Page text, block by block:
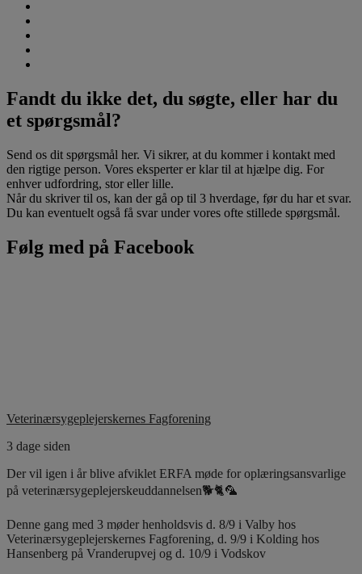
Fandt du ikke det, du søgte, eller har du
et spørgsmål?
Send os dit spørgsmål her. Vi sikrer, at du kommer i kontakt med
den rigtige person. Vores eksperter er klar til at hjælpe dig. For
enhver udfordring, stor eller lille.
Når du skriver til os, kan der gå op til 3 hverdage, før du har et svar.
Du kan eventuelt også få svar under vores ofte stillede spørgsmål.
Følg med på Facebook
Veterinærsygeplejerskernes Fagforening
3 dage siden
Der vil igen i år blive afviklet ERFA møde for oplæringsansvarlige
på veterinærsygeplejerskeuddannelsen🐕🐈🦜
Denne gang med 3 møder henholdsvis d. 8/9 i Valby hos
Veterinærsygeplejerskernes Fagforening, d. 9/9 i Kolding hos
Hansenberg på Vranderupvej og d. 10/9 i Vodskov